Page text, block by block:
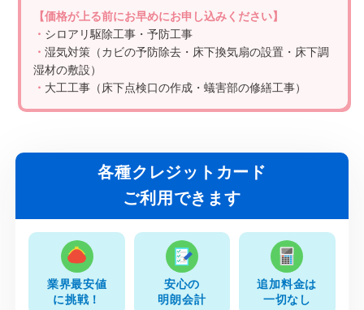
【価格が上る前にお早めにお申し込みください】
・ シロアリ駆除工事・予防工事
・湿気対策（カビの予防除去・床下換気扇の設置・床下調
湿材の敷設）
・ 大工工事（床下点検口の作成・蟻害部の修繕工事）
各種クレジットカード
ご利用できます
業界最安値
に挑戦！
安心の
明朗会計
追加料金は
一切なし